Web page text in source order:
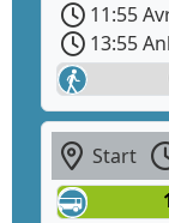
11:55
13:55
Start